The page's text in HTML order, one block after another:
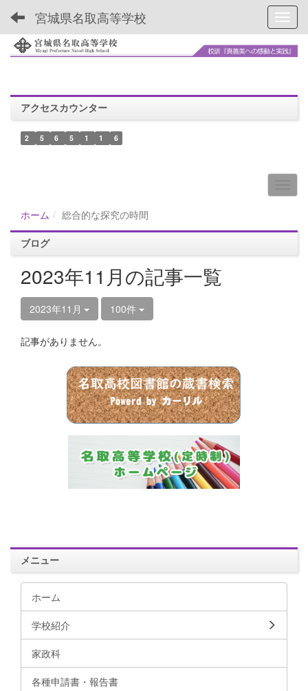
宮城県名取高等学校
アクセスカウンター
2 5 6 5 1 1 6
ホーム 総合的な探究の時間
ブログ
2023年11月の記事一覧
2023年11月 100件
記事がありません。
メニュー
ホーム
学校紹介
家政科
各種申請書・報告書